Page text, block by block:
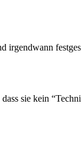
sie kein